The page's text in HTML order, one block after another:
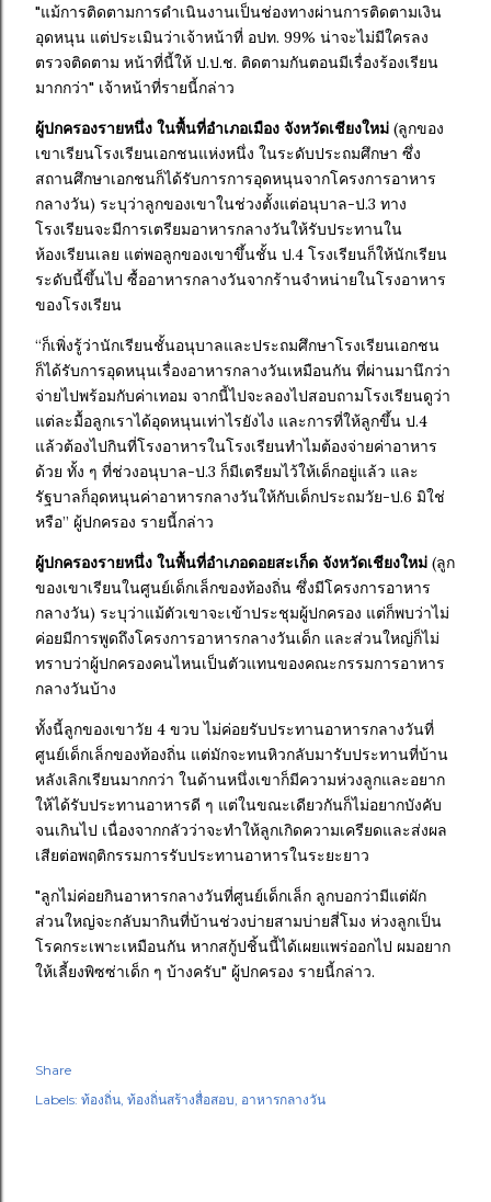
"แม้การติดตามการดำเนินงานเป็นช่องทางผ่านการติดตามเงิน
อุดหนุน แต่ประเมินว่าเจ้าหน้าที่ อปท. 99% น่าจะไม่มีใครลง
ตรวจติดตาม หน้าที่นี้ให้ ป.ป.ช. ติดตามกันตอนมีเรื่องร้องเรียน
มากกว่า" เจ้าหน้าที่รายนี้กล่าว
ผู้ปกครองรายหนึ่ง ในพื้นที่อำเภอเมือง จังหวัดเชียงใหม่ (ลูกของ
เขาเรียนโรงเรียนเอกชนแห่งหนึ่ง ในระดับประถมศึกษา ซึ่ง
สถานศึกษาเอกชนก็ได้รับการการอุดหนุนจากโครงการอาหาร
กลางวัน) ระบุว่าลูกของเขาในช่วงตั้งแต่อนุบาล-ป.3 ทาง
โรงเรียนจะมีการเตรียมอาหารกลางวันให้รับประทานใน
ห้องเรียนเลย แต่พอลูกของเขาขึ้นชั้น ป.4 โรงเรียนก็ให้นักเรียน
ระดับนี้ขึ้นไป ซื้ออาหารกลางวันจากร้านจำหน่ายในโรงอาหาร
ของโรงเรียน
“ก็เพิ่งรู้ว่านักเรียนชั้นอนุบาลและประถมศึกษาโรงเรียนเอกชน
ก็ได้รับการอุดหนุนเรื่องอาหารกลางวันเหมือนกัน ที่ผ่านมานึกว่า
จ่ายไปพร้อมกับค่าเทอม จากนี้ไปจะลองไปสอบถามโรงเรียนดูว่า
แต่ละมื้อลูกเราได้อุดหนุนเท่าไรยังไง และการที่ให้ลูกขึ้น ป.4
แล้วต้องไปกินที่โรงอาหารในโรงเรียนทำไมต้องจ่ายค่าอาหาร
ด้วย ทั้ง ๆ ที่ช่วงอนุบาล-ป.3 ก็มีเตรียมไว้ให้เด็กอยู่แล้ว และ
รัฐบาลก็อุดหนุนค่าอาหารกลางวันให้กับเด็กประถมวัย-ป.6 มิใช่
หรือ” ผู้ปกครอง รายนี้กล่าว
ผู้ปกครองรายหนึ่ง ในพื้นที่อำเภอดอยสะเก็ด จังหวัดเชียงใหม่ (ลูก
ของเขาเรียนในศูนย์เด็กเล็กของท้องถิ่น ซึ่งมีโครงการอาหาร
กลางวัน) ระบุว่าแม้ตัวเขาจะเข้าประชุมผู้ปกครอง แต่ก็พบว่าไม่
ค่อยมีการพูดถึงโครงการอาหารกลางวันเด็ก และส่วนใหญ่ก็ไม่
ทราบว่าผู้ปกครองคนไหนเป็นตัวแทนของคณะกรรมการอาหาร
กลางวันบ้าง
ทั้งนี้ลูกของเขาวัย 4 ขวบ ไม่ค่อยรับประทานอาหารกลางวันที่
ศูนย์เด็กเล็กของท้องถิ่น แต่มักจะทนหิวกลับมารับประทานที่บ้าน
หลังเลิกเรียนมากกว่า ในด้านหนึ่งเขาก็มีความห่วงลูกและอยาก
ให้ได้รับประทานอาหารดี ๆ แต่ในขณะเดียวกันก็ไม่อยากบังคับ
จนเกินไป เนื่องจากกลัวว่าจะทำให้ลูกเกิดความเครียดและส่งผล
เสียต่อพฤติกรรมการรับประทานอาหารในระยะยาว
"ลูกไม่ค่อยกินอาหารกลางวันที่ศูนย์เด็กเล็ก ลูกบอกว่ามีแต่ผัก
ส่วนใหญ่จะกลับมากินที่บ้านช่วงบ่ายสามบ่ายสี่โมง ห่วงลูกเป็น
โรคกระเพาะเหมือนกัน หากสกู้ปชิ้นนี้ได้เผยแพร่ออกไป ผมอยาก
ให้เลี้ยงพิซซ่าเด็ก ๆ บ้างครับ" ผู้ปกครอง รายนี้กล่าว.
Share
Labels: ท้องถิ่น ท้องถิ่นสร้างสื่อสอบ อาหารกลางวัน